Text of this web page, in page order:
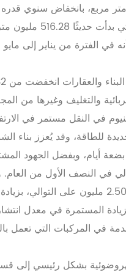
في عام 2021، إلا أن الطلب على الألمنيوم في النقل،
والتغليف وغيرها من
في النقل مستمر في
أيام، وبفضل الجهود
مليون سيارة على التوالي في
بشكل رئيسي إلى